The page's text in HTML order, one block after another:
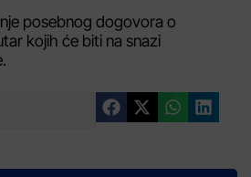
posebnog dogovora o
kojih će biti na snazi